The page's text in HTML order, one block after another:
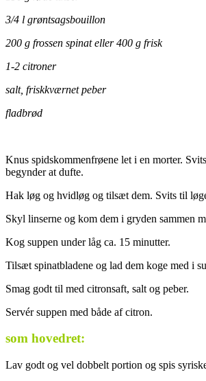
3/4 l grøntsagsbouillon
200 g frossen spinat eller 400 g frisk
1-2 citroner
salt, friskkværnet peber
fladbrød
Knus spidskommenfrøene let i en morter.
begynder at dufte.
Hak løg og hvidløg og tilsæt dem. Svits til
Skyl linserne og kom dem i gryden sammen
Kog suppen under låg ca. 15 minutter.
Tilsæt spinatbladene og lad dem koge med i
Smag godt til med citronsaft, salt og peber.
Servér suppen med både af citron.
som hovedret:
Lav godt og vel dobbelt portion og spis